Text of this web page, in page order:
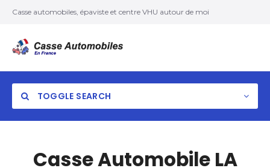
Casse automobiles, épaviste et centre VHU autour de moi
TOGGLE SEARCH
Casse Automobile LA